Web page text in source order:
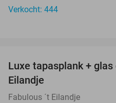
Verkocht: 444
Luxe tapasplank +
Eilandje
Fabulous ´t Eilandje